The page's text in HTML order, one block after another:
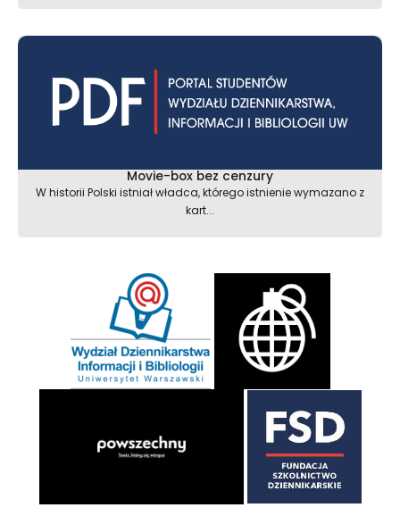
Movie-box bez cenzury
W historii Polski istniał władca, którego istnienie wymazano z
kart...